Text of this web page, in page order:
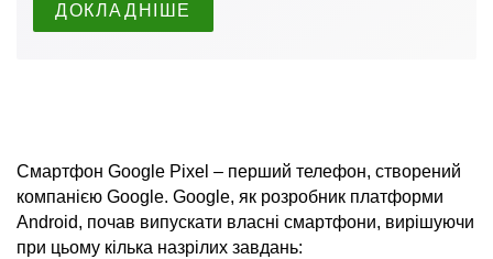
ДОКЛАДНІШЕ
Смартфон Google Pixel – перший телефон, створений
компанією Google. Google, як розробник платформи
Android, почав випускати власні смартфони, вирішуючи
при цьому кілька назрілих завдань: